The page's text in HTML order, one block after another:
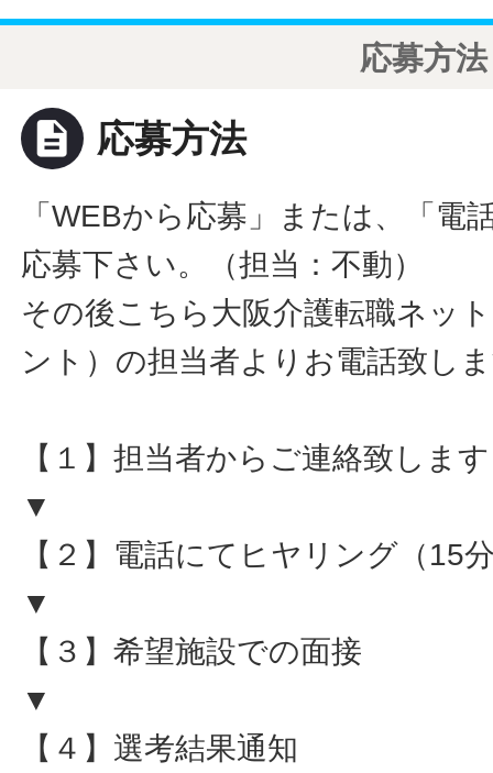
応募方法
description 応募方法
「WEBから応募」または、「電
応募下さい。（担当：不動）
その後こちら大阪介護転職ネッ
ント）の担当者よりお電話致し
【１】担当者からご連絡致します
▼
【２】電話にてヒヤリング（15
▼
【３】希望施設での面接
▼
【４】選考結果通知